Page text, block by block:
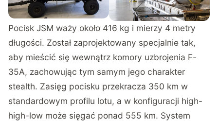
PociskJSM waży około 416 kg i mierzy 4 metry
długości. Został zaprojektowany specjalnie tak,
aby mieścić się wewnątrz komory uzbrojenia F-
35A, zachowując tym samym jego charakter
stealth. Zasięg pocisku przekracza 350 km w
standardowym profilu lotu, a w konfiguracji high-
high-low może sięgać ponad 555 km. System